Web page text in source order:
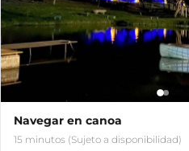
Navegar en canoa
15 minutos (Sujeto a disponibilidad)